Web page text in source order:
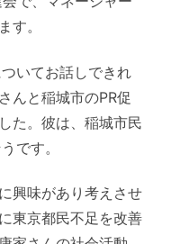
す。
いてお話しできれ
んと稲城市のPR促
た。彼は、稲城市民
です。
興味があり考えさせ
東京都民不足を改善